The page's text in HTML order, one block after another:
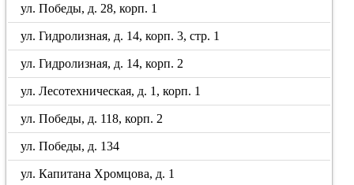
ул. Победы, д. 28, корп. 1
ул. Гидролизная, д. 14, корп. 3, стр. 1
ул. Гидролизная, д. 14, корп. 2
ул. Лесотехническая, д. 1, корп. 1
ул. Победы, д. 118, корп. 2
ул. Победы, д. 134
ул. Капитана Хромцова, д. 1